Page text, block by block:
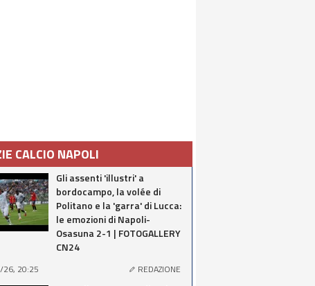
CALCIO NAPOLI
Gli assenti 'illustri' a
bordocampo, la volée di
Politano e la 'garra' di Lucca:
le emozioni di Napoli-
Osasuna 2-1 | FOTOGALLERY
CN24
20:25 REDAZIONE